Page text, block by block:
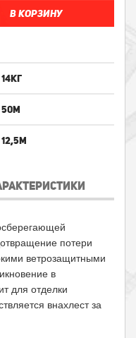
В корзину
14кг
50м
12,5м
потери
ветрозащитными
в
для отделки
внахлест за